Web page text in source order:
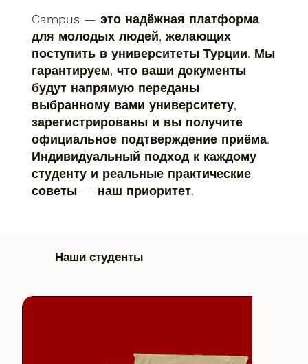
Campus — это надёжная платформа
для молодых людей, желающих
поступить в университеты Турции. Мы
гарантируем, что ваши документы
будут напрямую переданы
выбранному вами университету,
зарегистрированы и вы получите
официальное подтверждение приёма.
Индивидуальный подход к каждому
студенту и реальные практические
советы — наш приоритет.
Наши студенты